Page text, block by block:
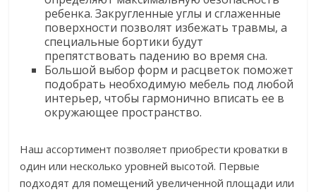
ребенка. Закругленные углы и сглаженные
поверхности позволят избежать травмы, а
специальные бортики будут
препятствовать падению во время сна.
Большой выбор форм и расцветок поможет
подобрать необходимую мебель под любой
интерьер, чтобы гармонично вписать ее в
окружающее пространство.
Наш ассортимент позволяет приобрести кроватки в
один или несколько уровней высотой. Первые
подходят для помещений увеличенной площади или